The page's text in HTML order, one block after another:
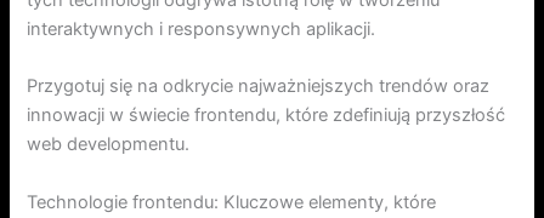
interaktywnych i responsywnych aplikacji.
Przygotuj się na odkrycie najważniejszych trendów oraz
innowacji w świecie frontendu, które zdefiniują przyszłość
web developmentu.
Technologie frontendu: Kluczowe elementy, które